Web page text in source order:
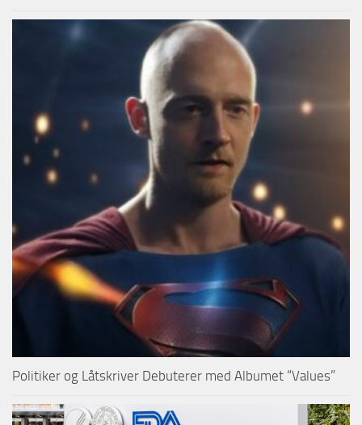
Politiker og Låtskriver Debuterer med Albumet “Values”